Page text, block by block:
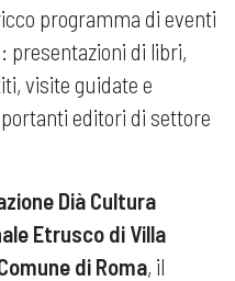
programma di eventi
di libri,
visite guidate e
editori di settore
Dià Cultura
Etrusco di Villa
di Roma, il